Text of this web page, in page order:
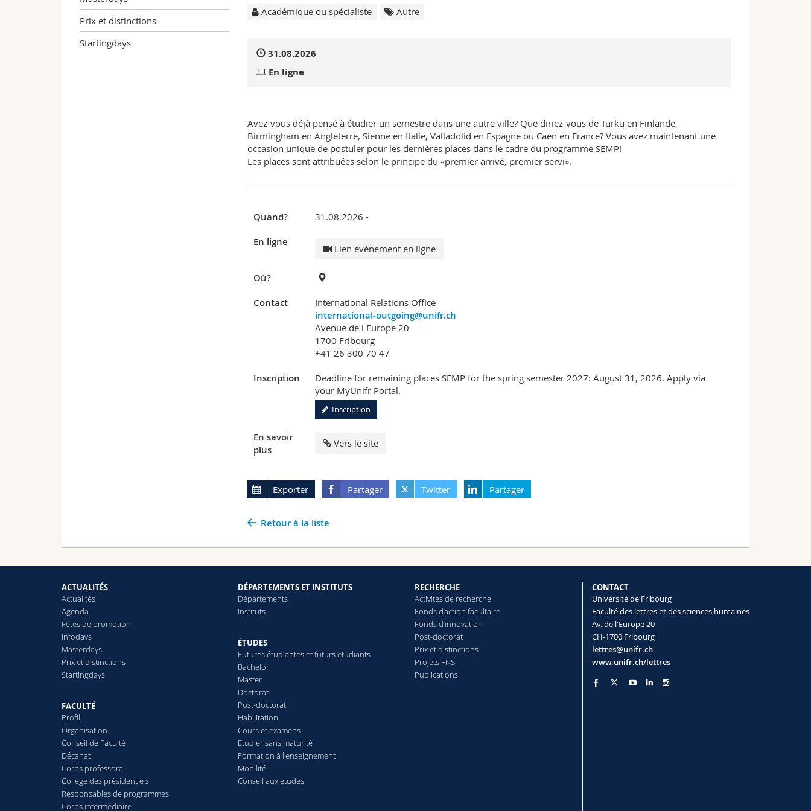
Prix et distinctions
Startingdays
Académique ou spécialiste Autre
31.08.2026
En ligne
Avez-vous déjà pensé à étudier un semestre dans une autre ville? Que diriez-vous de Turku en Finlande,
Birmingham en Angleterre, Sienne en Italie, Valladolid en Espagne ou Caen en France? Vous avez maintenant une
occasion unique de postuler pour les dernières places dans le cadre du programme SEMP!
Les places sont attribuées selon le principe du «premier arrivé, premier servi».
Quand? 31.08.2026 -
En ligne
Lien événement en ligne
Où?
Contact
International Relations Office
international-outgoing@unifr.ch
Avenue de l Europe 20
1700 Fribourg
+41 26 300 70 47
Inscription
Deadline for remaining places SEMP for the spring semester 2027: August 31, 2026. Apply via
your MyUnifr Portal.
Inscription
En savoir
plus
Vers le site
Exporter Partager Twitter Partager
Retour à la liste
ACTUALITÉS
Actualités
Agenda
Fêtes de promotion
Infodays
Masterdays
Prix et distinctions
Startingdays
FACULTÉ
Profil
Organisation
Conseil de Faculté
Décanat
Corps professoral
Collège des président·e·s
Responsables de programmes
Corps intermédiaire
DÉPARTEMENTS ET INSTITUTS
Départements
Instituts
ÉTUDES
Futures étudiantes et futurs étudiants
Bachelor
Master
Doctorat
Post-doctorat
Habilitation
Cours et examens
Étudier sans maturité
Formation à l'enseignement
Mobilité
Conseil aux études
RECHERCHE
Activités de recherche
Fonds d’action facultaire
Fonds d’innovation
Post-doctorat
Prix et distinctions
Projets FNS
Publications
CONTACT
Université de Fribourg
Faculté des lettres et des sciences humaines
Av. de l'Europe 20
CH-1700 Fribourg
lettres@unifr.ch
www.unifr.ch/lettres